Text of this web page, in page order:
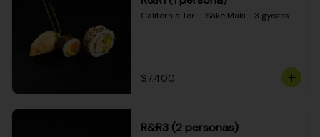
California Tori - Sake Maki - 3 gyozas
$7.400
R&R3 (2 personas)